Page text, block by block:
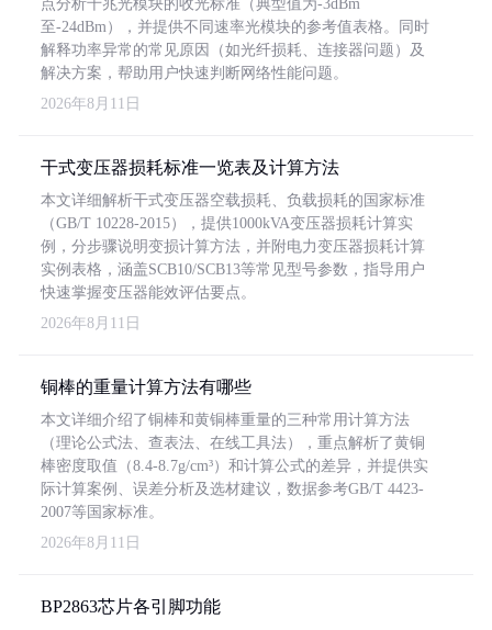
点分析千兆光模块的收光标准（典型值为-3dBm
至-24dBm），并提供不同速率光模块的参考值表格。同时
解释功率异常的常见原因（如光纤损耗、连接器问题）及
解决方案，帮助用户快速判断网络性能问题。
2026年8月11日
干式变压器损耗标准一览表及计算方法
本文详细解析干式变压器空载损耗、负载损耗的国家标准
（GB/T 10228-2015），提供1000kVA变压器损耗计算实
例，分步骤说明变损计算方法，并附电力变压器损耗计算
实例表格，涵盖SCB10/SCB13等常见型号参数，指导用户
快速掌握变压器能效评估要点。
2026年8月11日
铜棒的重量计算方法有哪些
本文详细介绍了铜棒和黄铜棒重量的三种常用计算方法
（理论公式法、查表法、在线工具法），重点解析了黄铜
棒密度取值（8.4-8.7g/cm³）和计算公式的差异，并提供实
际计算案例、误差分析及选材建议，数据参考GB/T 4423-
2007等国家标准。
2026年8月11日
BP2863芯片各引脚功能